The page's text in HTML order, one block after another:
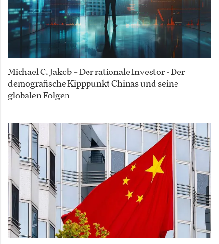
Michael C. Jakob – Der rationale Investor - Der
demografische Kipppunkt Chinas und seine
globalen Folgen